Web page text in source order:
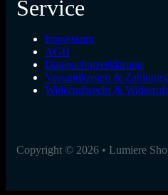
Service
Impressum
AGB
Datenschutzerklärung
Versandkosten &
Widerrufsrecht &
Copyright © 2026 • Lumiere